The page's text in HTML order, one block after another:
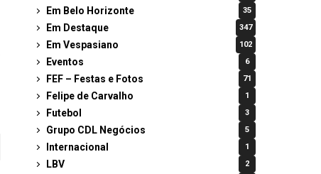
Em Belo Horizonte 35
Em Destaque 347
Em Vespasiano 102
Eventos 6
FEF – Festas e Fotos 71
Felipe de Carvalho 1
Futebol 3
Grupo CDL Negócios 5
Internacional 1
LBV 2